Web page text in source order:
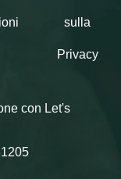
sulla
Privacy
con Let's